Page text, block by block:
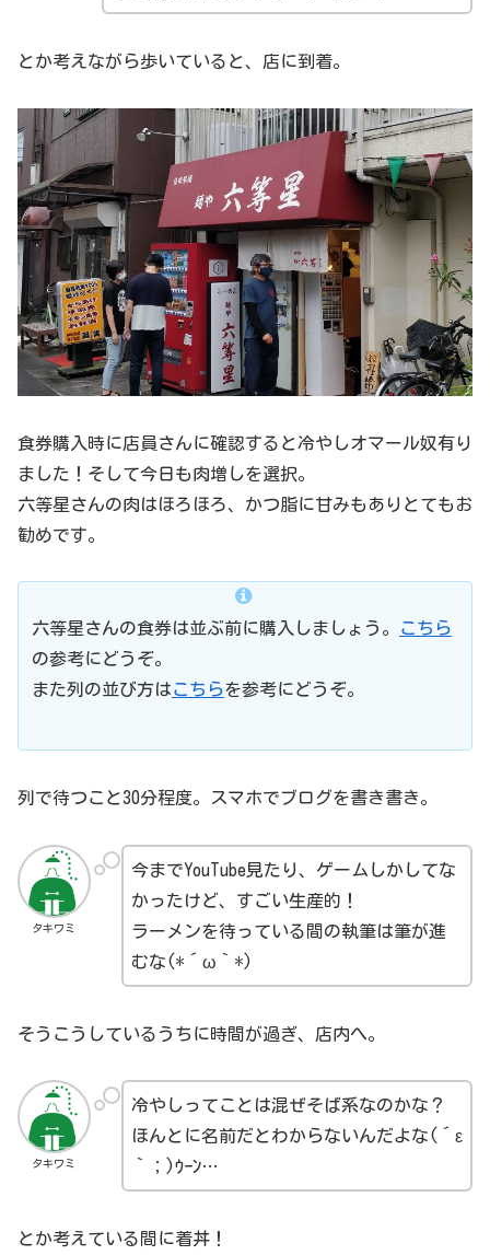
とか考えながら歩いていると、店に到着。
食券購入時に店員さんに確認すると冷やしオマール奴有り
ました！そして今日も肉増しを選択。
六等星さんの肉はほろほろ、かつ脂に甘みもありとてもお
勧めです。
六等星さんの食券は並ぶ前に購入しましょう。
こちら
の参考にどうぞ。
また列の並び方はこちらを参考にどうぞ。
列で待つこと30分程度。スマホでブログを書き書き。
タキワミ
今までYouTube見たり、ゲームしかしてな
かったけど、すごい生産的！
ラーメンを待っている間の執筆は筆が進
むな(*´ω｀*)
そうこうしているうちに時間が過ぎ、店内へ。
タキワミ
冷やしってことは混ぜそば系なのかな？
ほんとに名前だとわからないんだよな(´ε
｀；)ｳｰﾝ…
とか考えている間に着丼！